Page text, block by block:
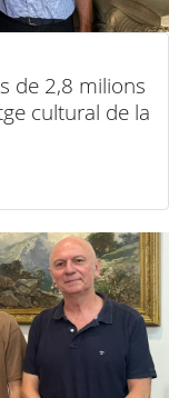
de 2,8 milions
cultural de la